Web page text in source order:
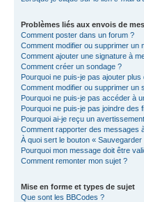
Problèmes liés aux envois de
Comment poster dans un forum ?
Comment modifier ou supprimer un
Comment ajouter une signature à
Comment créer un sondage ?
Pourquoi ne puis-je pas ajouter plus
Comment modifier ou supprimer un
Pourquoi ne puis-je pas accéder à
Pourquoi ne puis-je pas joindre des
Pourquoi ai-je reçu un
Comment rapporter des messages
À quoi sert le bouton «
Pourquoi mon message doit être
Comment remonter mon sujet ?
Mise en forme et types de sujet
Que sont les BBCodes ?